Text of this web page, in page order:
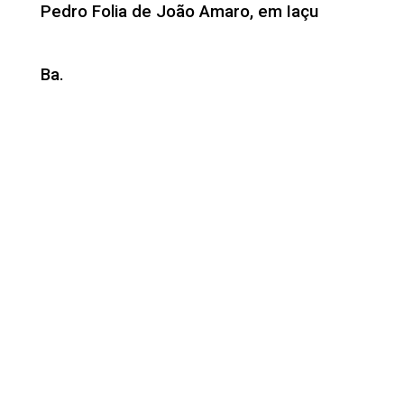
Pedro Folia de João Amaro, em Iaçu
Ba.